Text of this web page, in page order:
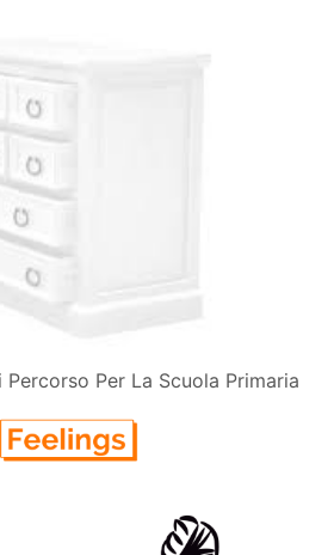
Per La Scuola Primaria